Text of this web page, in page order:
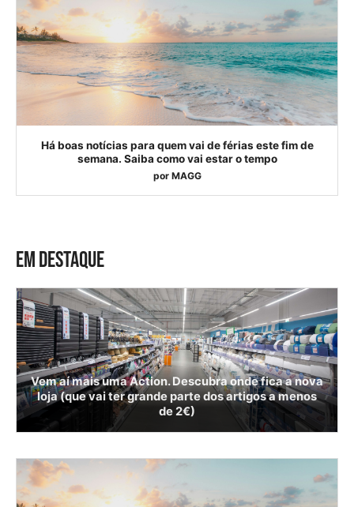
Há boas notícias para quem vai de férias este fim de
semana. Saiba como vai estar o tempo
por MAGG
EM DESTAQUE
Vem aí mais uma Action. Descubra onde fica a nova
loja (que vai ter grande parte dos artigos a menos
de 2€)